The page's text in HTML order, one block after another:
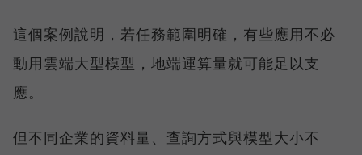
這個案例說明，若任務範圍明確，有些應用不必
動用雲端大型模型，地端運算量就可能足以支
應。
但不同企業的資料量、查詢方式與模型大小不